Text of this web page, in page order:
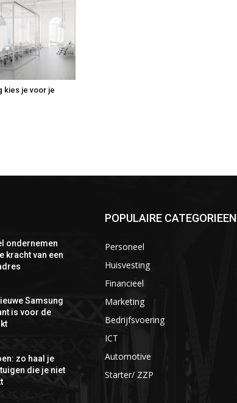
kies je voor je
ondernemen
kracht van een
Samsung
is voor de
zo haal je
die je niet
POPULAIRE CATEGORIEEN
Personeel
Huisvesting
Financieel
Marketing
Bedrijfsvoering
ICT
Automotive
Starter/ ZZP